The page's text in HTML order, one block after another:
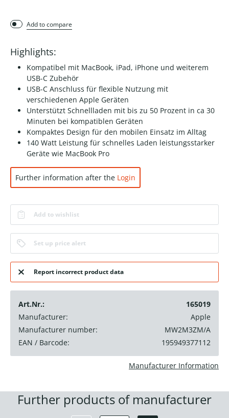
Add to compare
Highlights:
Kompatibel mit MacBook, iPad, iPhone und weiterem
USB-C Zubehör
USB-C Anschluss für flexible Nutzung mit
verschiedenen Apple Geräten
Unterstützt Schnellladen mit bis zu 50 Prozent in ca 30
Minuten bei kompatiblen Geräten
Kompaktes Design für den mobilen Einsatz im Alltag
140 Watt Leistung für schnelles Laden leistungsstarker
Geräte wie MacBook Pro
Further information after the Login
Add to wishlist
Set up price alert
Report incorrect product data
Art.Nr.:
165019
Manufacturer:
Apple
Manufacturer number:
MW2M3ZM/A
EAN / Barcode:
195949377112
Manufacturer Information
Further products of manufacturer